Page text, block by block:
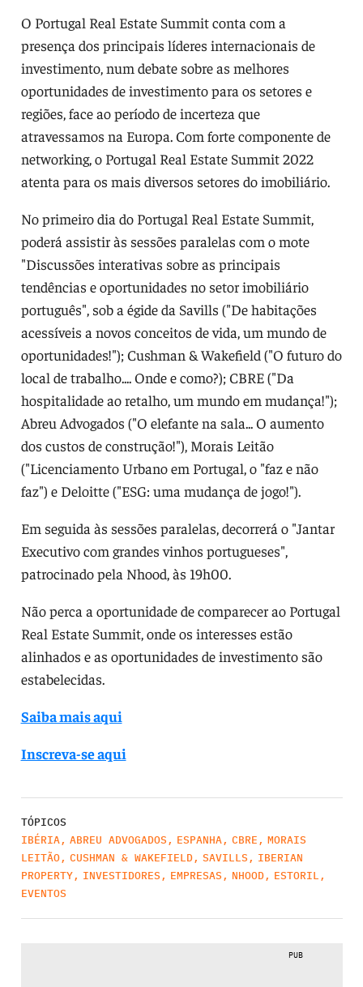
O Portugal Real Estate Summit conta com a
presença dos principais líderes internacionais de
investimento, num debate sobre as melhores
oportunidades de investimento para os setores e
regiões, face ao período de incerteza que
atravessamos na Europa. Com forte componente de
networking, o Portugal Real Estate Summit 2022
atenta para os mais diversos setores do imobiliário.
No primeiro dia do Portugal Real Estate Summit,
poderá assistir às sessões paralelas com o mote
"Discussões interativas sobre as principais
tendências e oportunidades no setor imobiliário
português", sob a égide da Savills ("De habitações
acessíveis a novos conceitos de vida, um mundo de
oportunidades!"); Cushman & Wakefield ("O futuro do
local de trabalho.... Onde e como?); CBRE ("Da
hospitalidade ao retalho, um mundo em mudança!");
Abreu Advogados ("O elefante na sala... O aumento
dos custos de construção!"), Morais Leitão
("Licenciamento Urbano em Portugal, o "faz e não
faz") e Deloitte ("ESG: uma mudança de jogo!").
Em seguida às sessões paralelas, decorrerá o "Jantar
Executivo com grandes vinhos portugueses",
patrocinado pela Nhood, às 19h00.
Não perca a oportunidade de comparecer ao Portugal
Real Estate Summit, onde os interesses estão
alinhados e as oportunidades de investimento são
estabelecidas.
Saiba mais aqui
Inscreva-se aqui
TÓPICOS
IBÉRIA, ABREU ADVOGADOS , ESPANHA, CBRE , MORAIS
LEITÃO, CUSHMAN & WAKEFIELD, SAVILLS , IBERIAN
PROPERTY, INVESTIDORES , EMPRESAS , NHOOD, ESTORIL ,
EVENTOS
PUB